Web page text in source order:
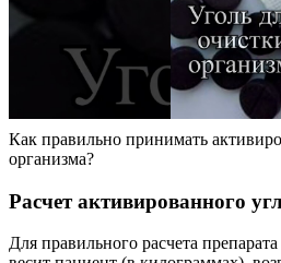
Как правильно принимать
организма?
Расчет активированного
Для правильного расчета препарата